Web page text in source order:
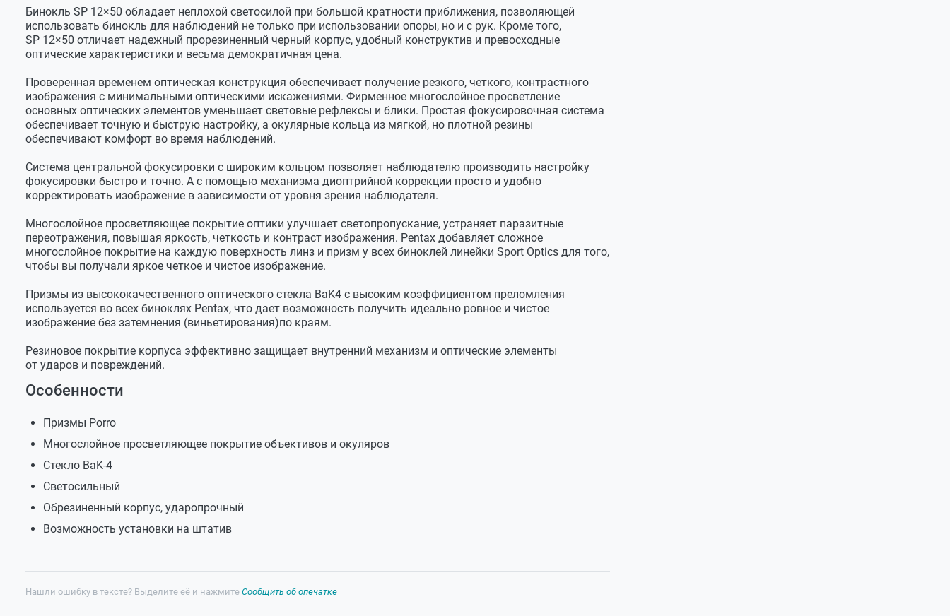
Бинокль SP 12×50 обладает неплохой светосилой при большой кратности приближения, позволяющей
использовать бинокль для наблюдений не только при использовании опоры, но и с рук. Кроме того,
SP 12×50 отличает надежный прорезиненный черный корпус, удобный конструктив и превосходные
оптические характеристики и весьма демократичная цена.
Проверенная временем оптическая конструкция обеспечивает получение резкого, четкого, контрастного
изображения с минимальными оптическими искажениями. Фирменное многослойное просветление
основных оптических элементов уменьшает световые рефлексы и блики. Простая фокусировочная система
обеспечивает точную и быструю настройку, а окулярные кольца из мягкой, но плотной резины
обеспечивают комфорт во время наблюдений.
Система центральной фокусировки с широким кольцом позволяет наблюдателю производить настройку
фокусировки быстро и точно. А с помощью механизма диоптрийной коррекции просто и удобно
корректировать изображение в зависимости от уровня зрения наблюдателя.
Многослойное просветляющее покрытие оптики улучшает светопропускание, устраняет паразитные
переотражения, повышая яркость, четкость и контраст изображения. Pentax добавляет сложное
многослойное покрытие на каждую поверхность линз и призм у всех биноклей линейки Sport Optics для того,
чтобы вы получали яркое четкое и чистое изображение.
Призмы из высококачественного оптического стекла BaK4 с высоким коэффициентом преломления
используется во всех биноклях Pentax, что дает возможность получить идеально ровное и чистое
изображение без затемнения (виньетирования)по краям.
Резиновое покрытие корпуса эффективно защищает внутренний механизм и оптические элементы
от ударов и повреждений.
Особенности
Призмы Porro
Многослойное просветляющее покрытие объективов и окуляров
Стекло BaK-4
Светосильный
Обрезиненный корпус, ударопрочный
Возможность установки на штатив
Фокусировка Центральная
Увеличение, крат 12
Диаметр объектива, мм 50
Линейное поле зрения (на
расстоянии 1000 м), м
98
Минимальное расстояние
фокусировки, м
9
Относительная яркость 17.4
точка, мм
Фактор сумерек 24.5
Габаритные размеры, мм 196x166x56
Вес, г 900
Диапазон диоптрийной
регулировки, Д
±3
Регулировка расстояний
между центрами
окуляров, мм
58-71
Бинокль
Крышки объективов
Крышки окуляров
Ремешок
Инструкция и гарантийный талон
Нашли ошибку в тексте? Выделите её и нажмите Сообщить об опечатке